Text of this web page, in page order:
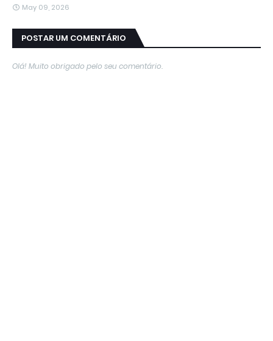
May 09, 2026
POSTAR UM COMENTÁRIO
Olá! Muito obrigado pelo seu comentário.